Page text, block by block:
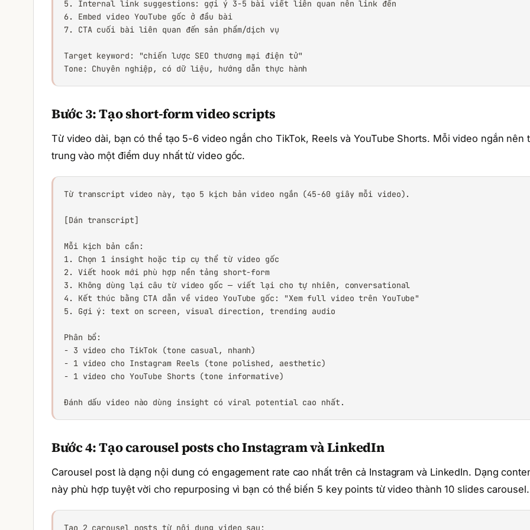
5. Internal link suggestions: gợi ý 3-5 bài viết liên quan nên link đến
6. Embed video YouTube gốc ở đầu bài
7. CTA cuối bài liên quan đến sản phẩm/dịch vụ
Target keyword: "chiến lược SEO thương mại điện tử"
Tone: Chuyên nghiệp, có dữ liệu, hướng dẫn thực hành
Bước 3: Tạo short-form video scripts
Từ video dài, bạn có thể tạo 5-6 video ngắn cho TikTok, Reels và YouTube Shorts. Mỗi video ngắn nên
trung vào một điểm duy nhất từ video gốc.
Từ transcript video này, tạo 5 kịch bản video ngắn (45-60 giây mỗi video).
[Dán transcript]
Mỗi kịch bản cần:
1. Chọn 1 insight hoặc tip cụ thể từ video gốc
2. Viết hook mới phù hợp nền tảng short-form
3. Không dùng lại câu từ video gốc — viết lại cho tự nhiên, conversational
4. Kết thúc bằng CTA dẫn về video YouTube gốc: "Xem full video trên YouTube"
5. Gợi ý: text on screen, visual direction, trending audio
Phân bổ:
- 3 video cho TikTok (tone casual, nhanh)
- 1 video cho Instagram Reels (tone polished, aesthetic)
- 1 video cho YouTube Shorts (tone informative)
Đánh dấu video nào dùng insight có viral potential cao nhất.
Bước 4: Tạo carousel posts cho Instagram và LinkedIn
Carousel post là dạng nội dung có engagement rate cao nhất trên cả Instagram và LinkedIn. Dạng
này phù hợp tuyệt vời cho repurposing vì bạn có thể biến 5 key points từ video thành 10 slides carousel.
Tạo 2 carousel posts từ nội dung video sau: